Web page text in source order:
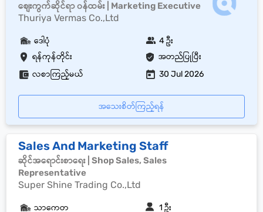
စျေးကွက်ဆိုင်ရာ ၀န်ထမ်း | Marketing Executive
Thuriya Vermas Co.,Ltd
ရန်ကုန်တိုင်း အတည်ပြုပြီး
ဒေါပုံ 4 ဦး
လစာကြည့်မယ် 30 Jul 2026
အသေးစိတ်ကြည့်ရန်
Sales And Marketing Staff
ဆိုင်အရောင်းစာရေး | Shop Sales, Sales
Representative
Super Shine Trading Co.,Ltd
သာကေတ 1 ဦး